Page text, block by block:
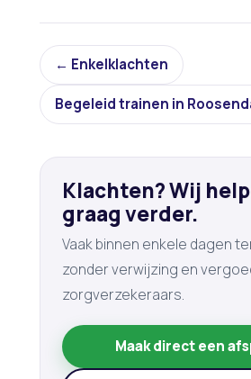
← Enkelklachten
Begeleid trainen in
Klachten? Wij
graag verder.
Vaak binnen enkele dagen
zonder verwijzing en
zorgverzekeraars.
Maak direct een